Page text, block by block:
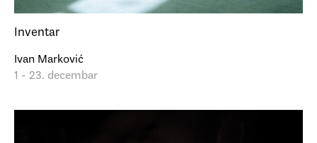
Inventar
Ivan Marković
1 - 23. decembar